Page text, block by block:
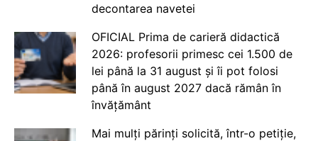
decontarea navetei
OFICIAL Prima de carieră didactică
2026: profesorii primesc cei 1.500 de
lei până la 31 august și îi pot folosi
până în august 2027 dacă rămân în
învățământ
Mai mulți părinți solicită, într-o petiție,